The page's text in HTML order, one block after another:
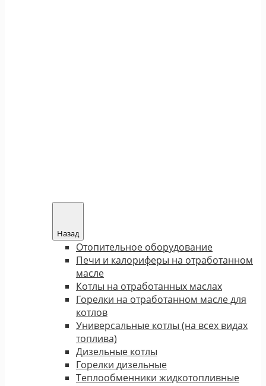
Назад
Отопительное оборудование
Печи и калориферы на отработанном
масле
Котлы на отработанных маслах
Горелки на отработанном масле для
котлов
Универсальные котлы (на всех видах
топлива)
Дизельные котлы
Горелки дизельные
Теплообменники жидкотопливные